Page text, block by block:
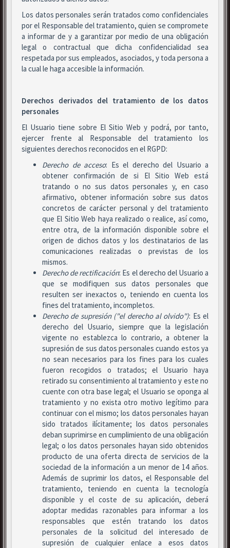
Los datos personales serán tratados como confidenciales
por el Responsable del tratamiento, quien se compromete
a informar de y a garantizar por medio de una obligación
legal o contractual que dicha confidencialidad sea
respetada por sus empleados, asociados, y toda persona a
la cual le haga accesible la información.
Derechos derivados del tratamiento de los datos
personales
El Usuario tiene sobre El Sitio Web y podrá, por tanto,
ejercer frente al Responsable del tratamiento los
siguientes derechos reconocidos en el RGPD:
Derecho de acceso: Es el derecho del Usuario a
obtener confirmación de si El Sitio Web está
tratando o no sus datos personales y, en caso
afirmativo, obtener información sobre sus datos
concretos de carácter personal y del tratamiento
que El Sitio Web haya realizado o realice, así como,
entre otra, de la información disponible sobre el
origen de dichos datos y los destinatarios de las
comunicaciones realizadas o previstas de los
mismos.
Derecho de rectificación: Es el derecho del Usuario a
que se modifiquen sus datos personales que
resulten ser inexactos o, teniendo en cuenta los
fines del tratamiento, incompletos.
Derecho de supresión ("el derecho al olvido"): Es el
derecho del Usuario, siempre que la legislación
vigente no establezca lo contrario, a obtener la
supresión de sus datos personales cuando estos ya
no sean necesarios para los fines para los cuales
fueron recogidos o tratados; el Usuario haya
retirado su consentimiento al tratamiento y este no
cuente con otra base legal; el Usuario se oponga al
tratamiento y no exista otro motivo legítimo para
continuar con el mismo; los datos personales hayan
sido tratados ilícitamente; los datos personales
deban suprimirse en cumplimiento de una obligación
legal; o los datos personales hayan sido obtenidos
producto de una oferta directa de servicios de la
sociedad de la información a un menor de 14 años.
Además de suprimir los datos, el Responsable del
tratamiento, teniendo en cuenta la tecnología
disponible y el coste de su aplicación, deberá
adoptar medidas razonables para informar a los
responsables que estén tratando los datos
personales de la solicitud del interesado de
supresión de cualquier enlace a esos datos